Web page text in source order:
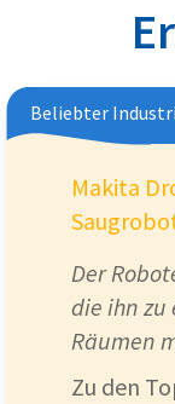
Beliebter
Makita
Der
die ihn zu
Räumen
Zu den